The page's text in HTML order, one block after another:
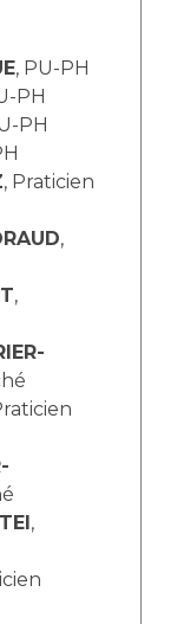
, PU-PH
PH
PH
, Praticien
,
,
,